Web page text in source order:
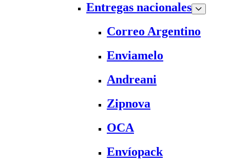
Entregas nacionales
Correo Argentino
Enviamelo
Andreani
Zipnova
OCA
Envíopack